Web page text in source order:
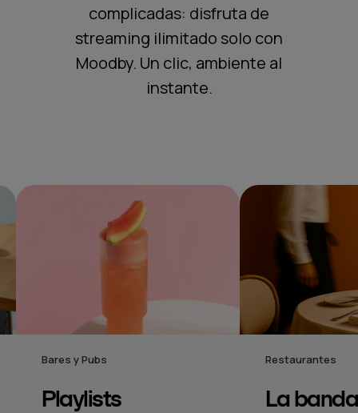
complicadas: disfruta de
streaming ilimitado solo con
Moodby. Un clic, ambiente al
instante.
Restaurantes
La banda sonora
Hoteles